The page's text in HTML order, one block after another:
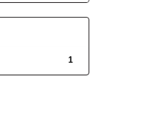
1